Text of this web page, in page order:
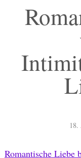
18.
Romantische Liebe